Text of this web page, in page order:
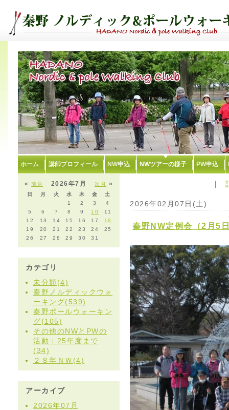
ホーム 講師プロフィール NW申込 NWツアーの様子 PW申込
«前月 次月 »
2026年7月
日 月 火 水 木 金
土
1
2 3
4
5
6 7 8 9 10
11
12
13 14 15 16 17
18
19
20 21 22 23 24
25
26
27 28 29 30 31
カテゴリ
未分類(4)
秦野ノルディックウォ
ーキング(539)
秦野ポールウォーキン
グ(105)
その他のNWとPWの
活動：25年度まで
(34)
２８年ＮＷ(4)
アーカイブ
2026年07月
|
2026年02月07日(土)
秦野NW定例会（2月5